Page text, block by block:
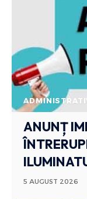
ANUNȚ
5 AUGUST 2026